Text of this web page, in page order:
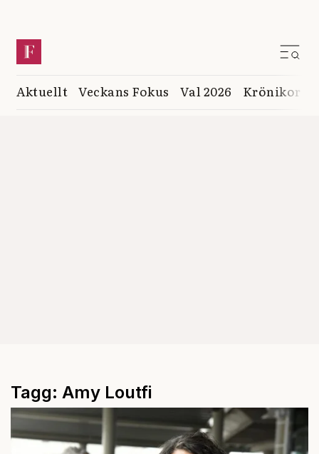
Aktuellt Veckans Fokus Val 2026 Krönikor
Tagg: Amy Loutfi